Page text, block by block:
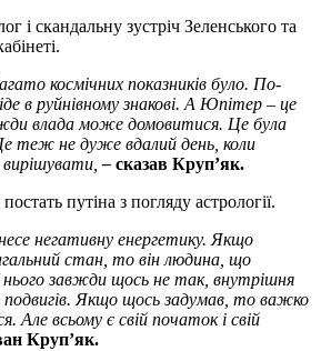
і скандальну зустріч Зеленського та
космічних показників було. По-
в руйнівному знакові. А Юпітер – це
влада може домовитися. Це була
теж не дуже вдалий день, коли
– сказав Круп’як.
путіна з погляду астрології.
негативну енергетику. Якщо
стан, то він людина, що
нього завжди щось не так, внутрішня
подвигів. Якщо щось задумав, то важко
Але всьому є свій початок і свій
Круп’як.